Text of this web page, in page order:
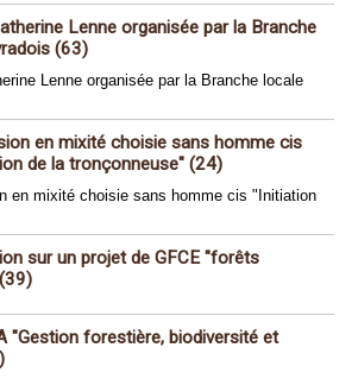
Lenne organisée par la Branche
(63)
Lenne organisée par la Branche locale
en mixité choisie sans homme cis
de la tronçonneuse" (24)
en mixité choisie sans homme cis "Initiation
sur un projet de GFCE "forêts
"Gestion forestière, biodiversité et